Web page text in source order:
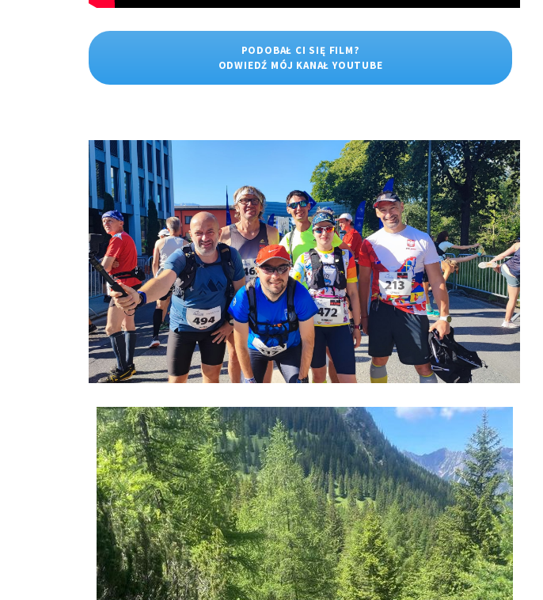
PODOBAŁ CI SIĘ FILM?
ODWIEDŹ MÓJ KANAŁ YOUTUBE